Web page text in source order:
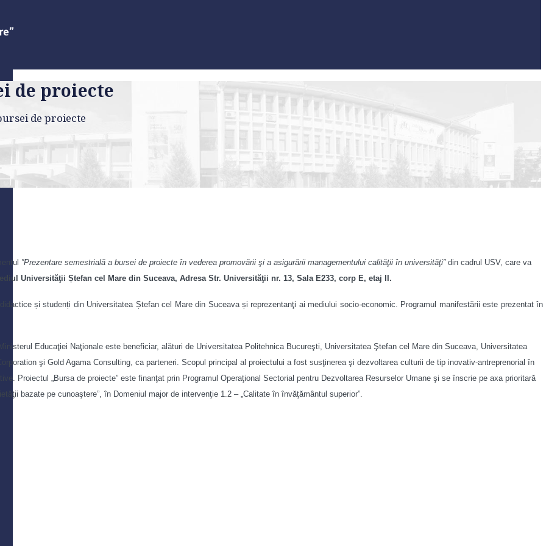
de proiecte
de proiecte
”Prezentare semestrială a bursei de proiecte în vederea promovării şi a asigurării managementului calităţii în universităţi”din cadrul USV, care va
Universităţii Ștefan cel Mare din Suceava, Adresa Str. Universităţii nr. 13, Sala E233, corp E, etaj II.
și studenți din Universitatea Ștefan cel Mare din Suceava și reprezentanţi ai mediului socio-economic. Programul manifestării este prezentat în
Educaţiei Naţionale este beneficiar, alături de Universitatea Politehnica Bucureşti, Universitatea Ştefan cel Mare din Suceava, Universitatea
şi Gold Agama Consulting, ca parteneri. Scopul principal al proiectului a fost susţinerea şi dezvoltarea culturii de tip inovativ-antreprenorial în
Proiectul „Bursa de proiecte” este finanţat prin Programul Operaţional Sectorial pentru Dezvoltarea Resurselor Umane şi se înscrie pe axa prioritară
bazate pe cunoaştere”, în Domeniul major de intervenţie 1.2 – „Calitate în învăţământul superior”.